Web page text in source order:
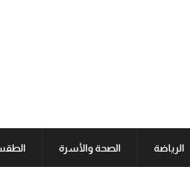
الرياضة الصحة والأسرة